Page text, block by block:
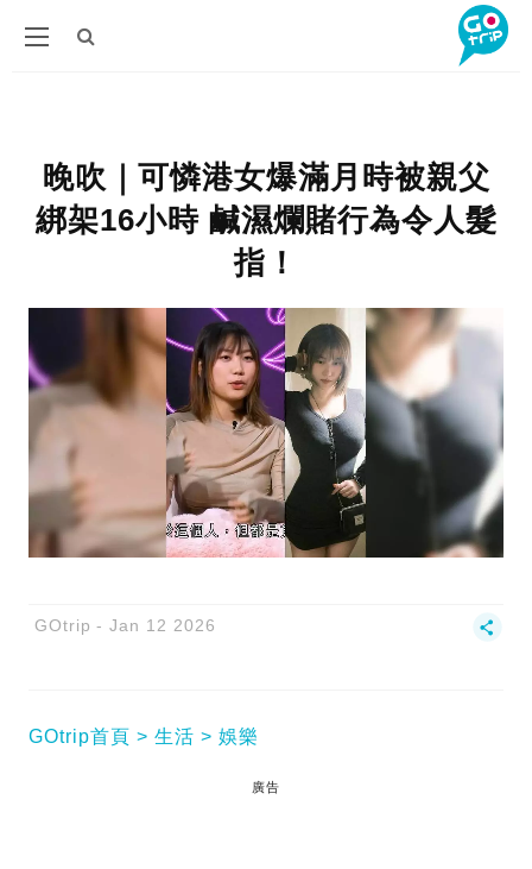
晚吹｜可憐港女爆滿月時被親父
綁架16小時 鹹濕爛賭行為令人髮
指！
GOtrip Jan 12 2026
GOtrip首頁 生活 娛樂
廣告